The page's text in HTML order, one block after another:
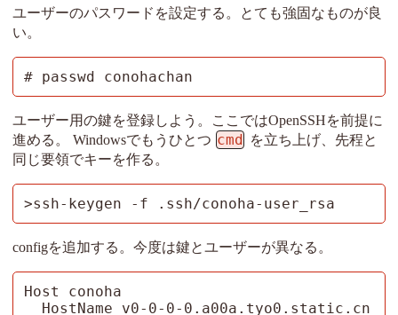
ユーザーのパスワードを設定する。とても強固なものが良
い。
# passwd conohachan
ユーザー用の鍵を登録しよう。ここではOpenSSHを前提に
進める。 Windowsでもうひとつ cmd を立ち上げ、先程と
同じ要領でキーを作る。
>ssh-keygen -f .ssh/conoha-user_rsa
configを追加する。今度は鍵とユーザーが異なる。
Host conoha